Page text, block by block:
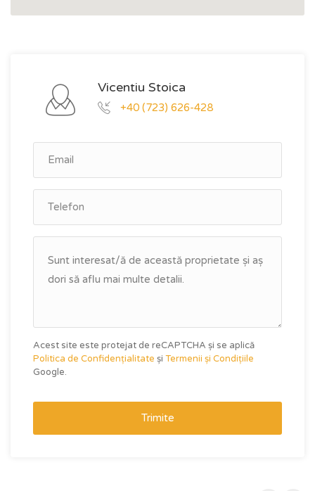
Vicentiu Stoica
+40 (723) 626-428
Acest site este protejat de reCAPTCHA și se aplică
Politica de Confidențialitate și Termenii și Condițiile
Google.
Trimite